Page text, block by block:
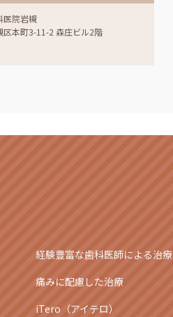
医院岩槻
区本町3-11-2 森庄ビル2階
経験豊富な歯科医師による治療
痛みに配慮した治療
iTero（アイテロ）